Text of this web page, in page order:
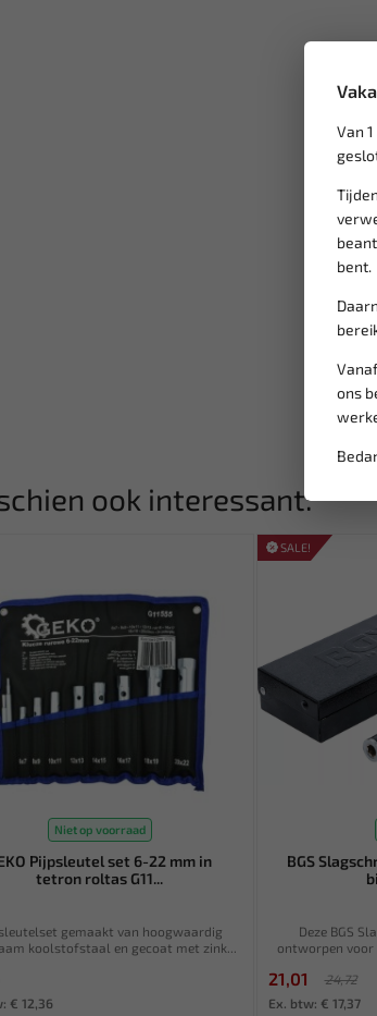
Van
bent.
ons
ook interessant:
Niet op voorraad
Pijpsleutel set 6-22 mm in
tetron roltas G11...
gemaakt van hoogwaardig
koolstofstaal en gecoat met zink...
€ 12,36
SALE!
BGS
Deze BGS
ontworpen voor
21,01
24,72
Ex. btw: € 17,37